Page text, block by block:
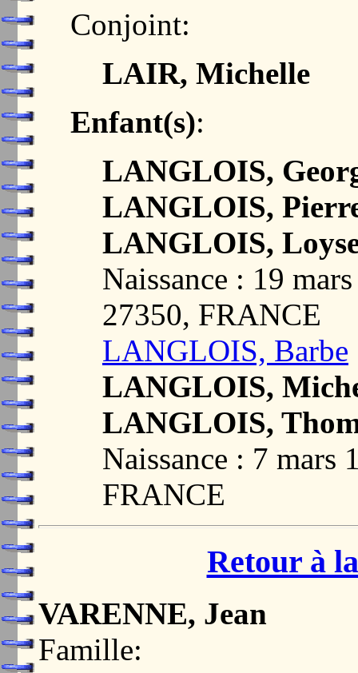
Conjoint:
LAIR, Michelle
Enfant(s):
LANGLOIS,
LANGLOIS,
LANGLOIS,
Naissance : 19
27350, FRANCE
LANGLOIS, Barbe
LANGLOIS,
LANGLOIS,
Naissance : 7 mars
FRANCE
Retour à
VARENNE, Jean
Famille: